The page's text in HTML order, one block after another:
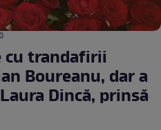
cu trandafirii
Boureanu, dar a
Dincă, prinsă